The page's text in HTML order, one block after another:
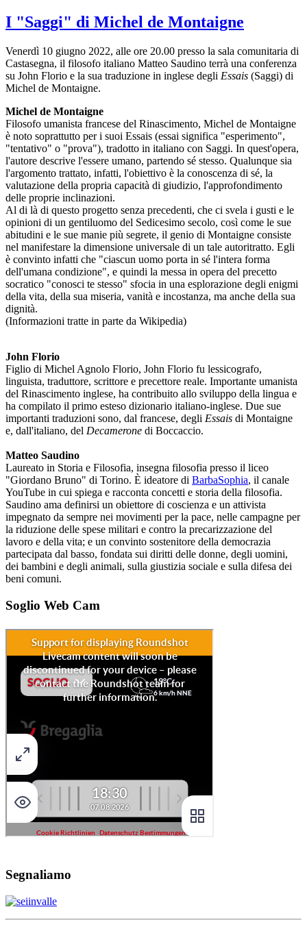
I "Saggi" di Michel de Montaigne
Venerdì 10 giugno 2022, alle ore 20.00 presso la sala comunitaria di
Castasegna, il filosofo italiano Matteo Saudino terrà una conferenza
su John Florio e la sua traduzione in inglese degli Essais (Saggi) di
Michel de Montaigne.
Michel de Montaigne
Filosofo umanista francese del Rinascimento, Michel de Montaigne
è noto soprattutto per i suoi Essais (essai significa "esperimento",
"tentativo" o "prova"), tradotto in italiano con Saggi. In quest'opera,
l'autore descrive l'essere umano, partendo sé stesso. Qualunque sia
l'argomento trattato, infatti, l'obiettivo è la conoscenza di sé, la
valutazione della propria capacità di giudizio, l'approfondimento
delle proprie inclinazioni.
Al di là di questo progetto senza precedenti, che ci svela i gusti e le
opinioni di un gentiluomo del Sedicesimo secolo, così come le sue
abitudini e le sue manie più segrete, il genio di Montaigne consiste
nel manifestare la dimensione universale di un tale autoritratto. Egli
è convinto infatti che "ciascun uomo porta in sé l'intera forma
dell'umana condizione", e quindi la messa in opera del precetto
socratico "conosci te stesso" sfocia in una esplorazione degli enigmi
della vita, della sua miseria, vanità e incostanza, ma anche della sua
dignità.
(Informazioni tratte in parte da Wikipedia)
John Florio
Figlio di Michel Agnolo Florio, John Florio fu lessicografo,
linguista, traduttore, scrittore e precettore reale. Importante umanista
del Rinascimento inglese, ha contribuito allo sviluppo della lingua e
ha compilato il primo esteso dizionario italiano-inglese. Due sue
importanti traduzioni sono, dal francese, degli Essais di Montaigne
e, dall'italiano, del Decamerone di Boccaccio.
Matteo Saudino
Laureato in Storia e Filosofia, insegna filosofia presso il liceo
"Giordano Bruno" di Torino. È ideatore di BarbaSophia, il canale
YouTube in cui spiega e racconta concetti e storia della filosofia.
Saudino ama definirsi un obiettore di coscienza e un attivista
impegnato da sempre nei movimenti per la pace, nelle campagne per
la riduzione delle spese militari e contro la precarizzazione del
lavoro e della vita; e un convinto sostenitore della democrazia
partecipata dal basso, fondata sui diritti delle donne, degli uomini,
dei bambini e degli animali, sulla giustizia sociale e sulla difesa dei
beni comuni.
Soglio Web Cam
Segnaliamo